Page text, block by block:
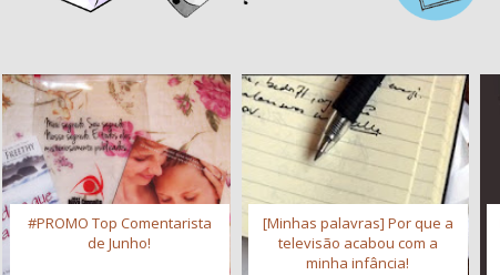
#PROMO Top Comentarista
de Junho!
[Minhas palavras] Por que a
televisão acabou com a
minha infância!